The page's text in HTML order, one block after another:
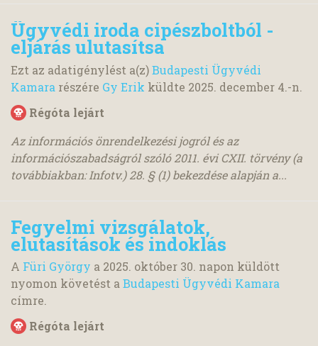
Ügyvédi iroda cipészboltból -
eljárás ulutasítsa
Ezt az adatigénylést a(z)Budapesti Ügyvédi
Kamara részére Gy Erik küldte 2025. december 4.-n.
Régóta lejárt
Az információs önrendelkezési jogról és az
információszabadságról szóló 2011. évi CXII. törvény (a
továbbiakban: Infotv.) 28. § (1) bekezdése alapján a...
Fegyelmi vizsgálatok,
elutasítások és indoklás
A Füri György a 2025. október 30. napon küldött
nyomon követést aBudapesti Ügyvédi Kamara
címre.
Régóta lejárt